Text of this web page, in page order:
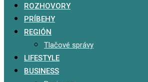
ROZHOVORY
PRÍBEHY
REGIÓN
Tlačové správy
LIFESTYLE
BUSINESS